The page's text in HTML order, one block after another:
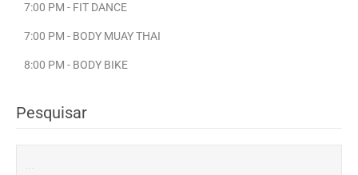
7:00 PM - FIT DANCE
7:00 PM - BODY MUAY THAI
8:00 PM - BODY BIKE
Pesquisar